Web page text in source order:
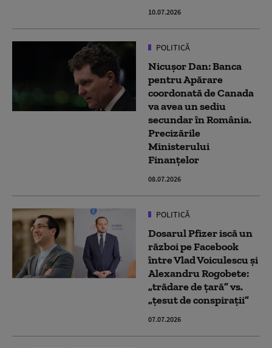
10.07.2026
POLITICĂ
Nicușor Dan: Banca
pentru Apărare
coordonată de Canada
va avea un sediu
secundar în România.
Precizările
Ministerului
Finanțelor
08.07.2026
POLITICĂ
Dosarul Pfizer iscă un
război pe Facebook
între Vlad Voiculescu și
Alexandru Rogobete:
„trădare de țară” vs.
„țesut de conspirații”
07.07.2026